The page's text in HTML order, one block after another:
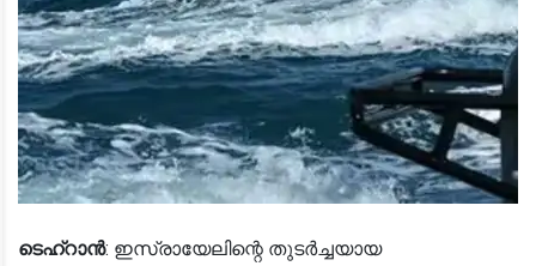
ടെഹ്‌റാൻ: ഇസ്രായേലിന്റെ തുടർച്ചയായ